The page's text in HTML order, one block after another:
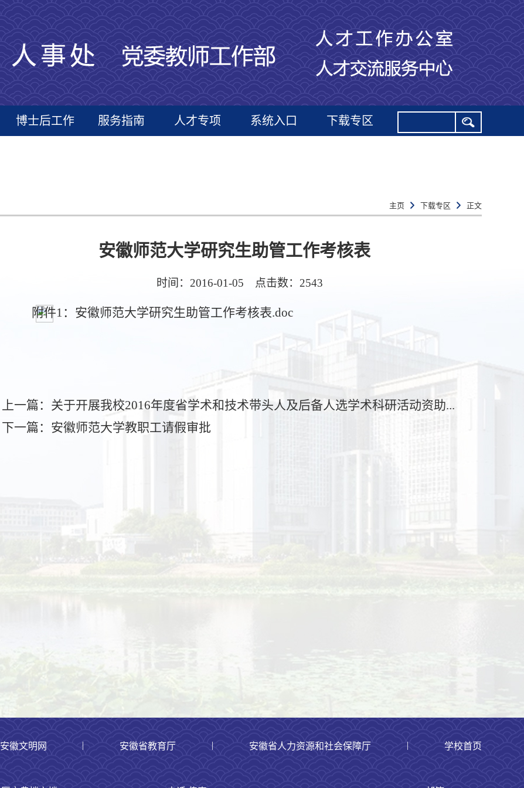
博士后工作 服务指南 人才专项 系统入口 下载专区
主页 下载专区 正文
安徽师范大学研究生助管工作考核表
时间：2016-01-05 点击数： 2543
附件1：安徽师范大学研究生助管工作考核表.doc
上一篇：关于开展我校2016年度省学术和技术带头人及后备人选学术科研活动资助...
下一篇：安徽师范大学教职工请假审批
安徽文明网 | 安徽省教育厅 | 安徽省人力资源和社会保障厅 | 学校首页